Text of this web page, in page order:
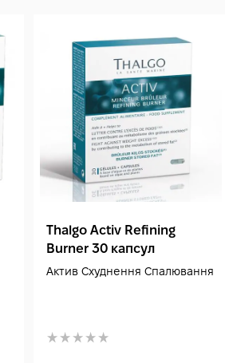
Thalgo Activ Refining
Burner 30 капсул
Актив Схуднення Спалювання